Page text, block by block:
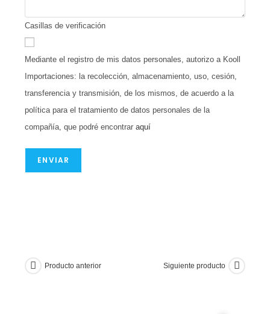
Casillas de verificación
Mediante el registro de mis datos personales, autorizo a Kooll
Importaciones: la recolección, almacenamiento, uso, cesión,
transferencia y transmisión, de los mismos, de acuerdo a la
política para el tratamiento de datos personales de la
compañía, que podré encontraraquí
ENVIAR
Producto anterior Siguiente producto